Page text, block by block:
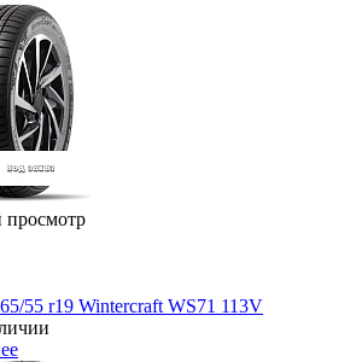
55 r19 Wintercraft WS71 113V